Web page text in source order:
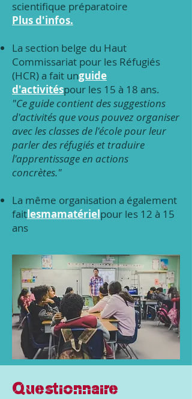
scientifique préparatoire
Plus d'infos.
La section belge du Haut
Commissariat pour les Réfugiés
(HCR) a fait unguide
d'activitéspour les 15 à 18 ans.
"Ce guide contient des suggestions
d'activités que vous pouvez organiser
avec les classes de l'école pour leur
parler des réfugiés et traduire
l'apprentissage en actions
concrètes."
La même organisation a également
faitlesmamatérielpour les 12 à 15
ans
Questionnaire